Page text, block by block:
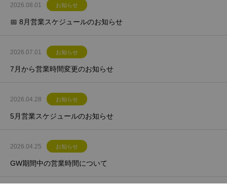
2026.08.01 お知らせ
📅 8月営業スケジュールのお知らせ
2026.07.01 お知らせ
7月から営業時間変更のお知らせ
2026.04.28 お知らせ
5月営業スケジュールのお知らせ
2026.04.25 お知らせ
GW期間中の営業時間について